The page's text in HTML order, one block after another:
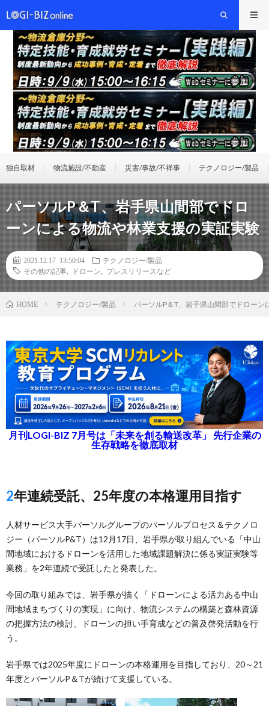
独自取材 物流施設/不動産 災害/事故/不祥事 テクノロジー/製品
パーソルP＆T、岩手県山間部でドロ
ーンによる物流や林業支援の実証実験
2021.12.17 13:50:04
テクノロジー/製品
その他の記事
ドローン プレスリリースなど
HOME テクノロジー/製品 パーソルP＆T、岩手県山間部でドロー
月刊LOGI-BIZ 7月号は「未来を創る輸送改革」 先行企業の
生存戦略を徹底取材
2年連続受託、25年度の本格運用目指す
人材サービス大手パーソルグループのパーソルプロセス＆テクノロ
ジー（パーソルP&T）は12月17日、岩手県が取り組んでいる「中山
間地域におけるドローンを活用した地域課題解決に係る実証実験等
業務」を2年連続で受託したと発表した。
今回の取り組みでは、岩手県が描く「ドローンによる活力ある中山
間地域まちづくりの実現」に向け、物流システムの構築と森林資源
の把握方法の検討、ドローンの担い手育成などの普及啓発活動を行
う。
岩手県では2025年度にドローンの本格運用を目指しており、20～21
年度とパーソルP＆Tが続けて支援している。